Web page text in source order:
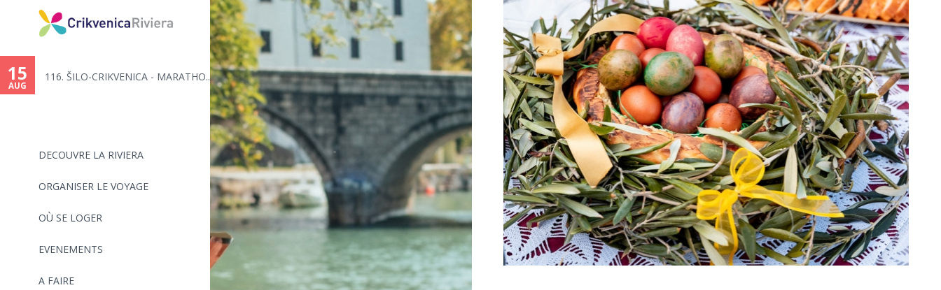
Jump to navigation
DECOUVRE LA RIVIERA
ORGANISER LE VOYAGE
OÙ SE LOGER
EVENEMENTS
A FAIRE
15
AUG
116. ŠILO-CRIKVENICA - MARATHO...